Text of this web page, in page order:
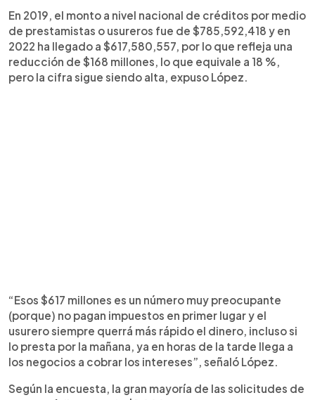
En 2019, el monto a nivel nacional de créditos por medio
de prestamistas o usureros fue de $785,592,418 y en
2022 ha llegado a $617,580,557, por lo que refleja una
reducción de $168 millones, lo que equivale a 18 %,
pero la cifra sigue siendo alta, expuso López.
“Esos $617 millones es un número muy preocupante
(porque) no pagan impuestos en primer lugar y el
usurero siempre querrá más rápido el dinero, incluso si
lo presta por la mañana, ya en horas de la tarde llega a
los negocios a cobrar los intereses”, señaló López.
Según la encuesta, la gran mayoría de las solicitudes de